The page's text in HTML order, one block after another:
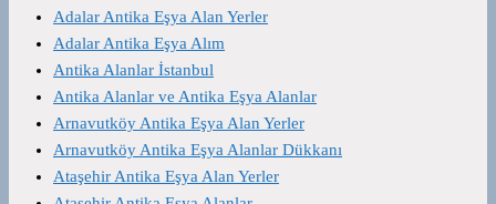
Adalar Antika Eşya Alan Yerler
Adalar Antika Eşya Alım
Antika Alanlar İstanbul
Antika Alanlar ve Antika Eşya Alanlar
Arnavutköy Antika Eşya Alan Yerler
Arnavutköy Antika Eşya Alanlar Dükkanı
Ataşehir Antika Eşya Alan Yerler